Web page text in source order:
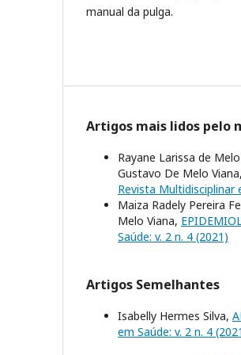
manual da pulga.
Artigos mais lidos pelo
Rayane Larissa de
Gustavo De Melo Viana,
Revista Multidisciplinar
Maiza Radely Pereira
Melo Viana,
Saúde: v. 2 n. 4 (2021)
Artigos Semelhantes
Isabelly Hermes Silva,
em Saúde: v. 2 n. 4